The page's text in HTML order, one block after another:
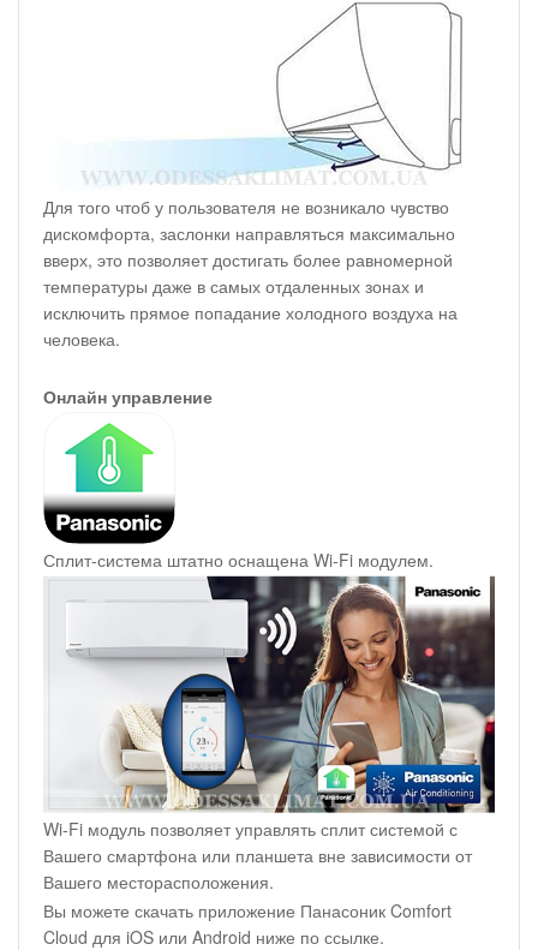
Для того чтоб у пользователя не возникало чувство
дискомфорта, заслонки направляться максимально
вверх, это позволяет достигать более равномерной
температуры даже в самых отдаленных зонах и
исключить прямое попадание холодного воздуха на
человека.
Онлайн управление
Сплит-система штатно оснащена Wi-Fi модулем.
Wi-Fi модуль позволяет управлять сплит системой с
Вашего смартфона или планшета вне зависимости от
Вашего месторасположения.
Вы можете скачать приложение Панасоник Comfort
Cloud для iOS или Android ниже по ссылке.